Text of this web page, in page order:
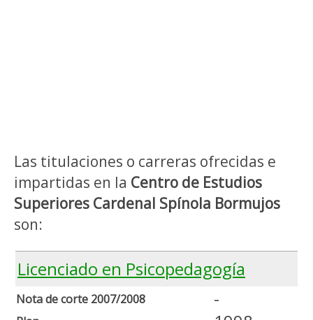
Las titulaciones o carreras ofrecidas e
impartidas en la Centro de Estudios
Superiores Cardenal Spínola Bormujos
son:
Licenciado en Psicopedagogía
Nota de corte 2007/2008
-